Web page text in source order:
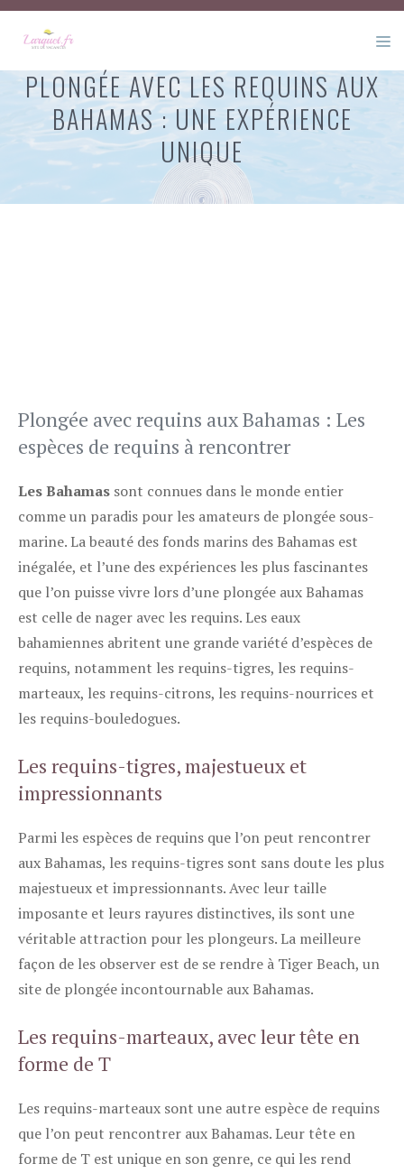
Aller
PLONGÉE AVEC LES REQUINS AUX
BAHAMAS : UNE EXPÉRIENCE
UNIQUE
Plongée avec requins aux Bahamas : Les
espèces de requins à rencontrer
Les Bahamas sont connues dans le monde entier
comme un paradis pour les amateurs de plongée sous-
marine. La beauté des fonds marins des Bahamas est
inégalée, et l’une des expériences les plus fascinantes
que l’on puisse vivre lors d’une plongée aux Bahamas
est celle de nager avec les requins. Les eaux
bahamiennes abritent une grande variété d’espèces de
requins, notamment les requins-tigres, les requins-
marteaux, les requins-citrons, les requins-nourrices et
les requins-bouledogues.
Les requins-tigres, majestueux et
impressionnants
Parmi les espèces de requins que l’on peut rencontrer
aux Bahamas, les requins-tigres sont sans doute les plus
majestueux et impressionnants. Avec leur taille
imposante et leurs rayures distinctives, ils sont une
véritable attraction pour les plongeurs. La meilleure
façon de les observer est de se rendre à Tiger Beach, un
site de plongée incontournable aux Bahamas.
Les requins-marteaux, avec leur tête en
forme de T
Les requins-marteaux sont une autre espèce de requins
que l’on peut rencontrer aux Bahamas. Leur tête en
forme de T est unique en son genre, ce qui les rend